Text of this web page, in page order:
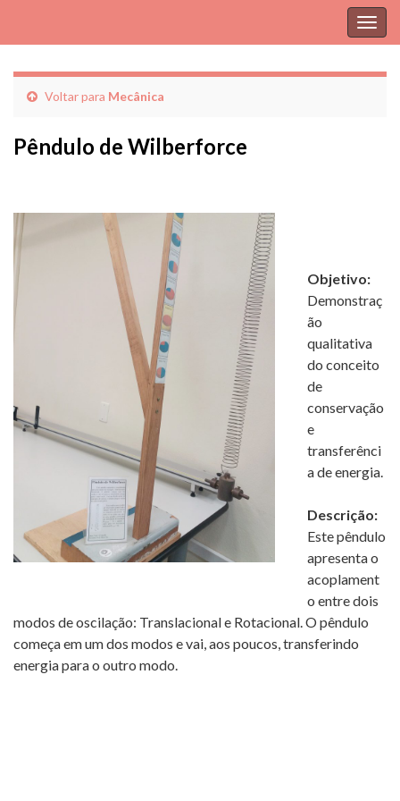
Voltar para Mecânica
Pêndulo de Wilberforce
Objetivo:
Demonstraç
ão
qualitativa
do conceito
de
conservação
e
transferênci
a de energia.
Descrição:
Este pêndulo
apresenta o
acoplament
o entre dois
modos de oscilação: Translacional e Rotacional. O pêndulo
começa em um dos modos e vai, aos poucos, transferindo
energia para o outro modo.